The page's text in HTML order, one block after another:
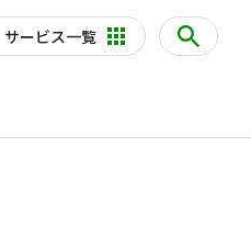
サービス一覧